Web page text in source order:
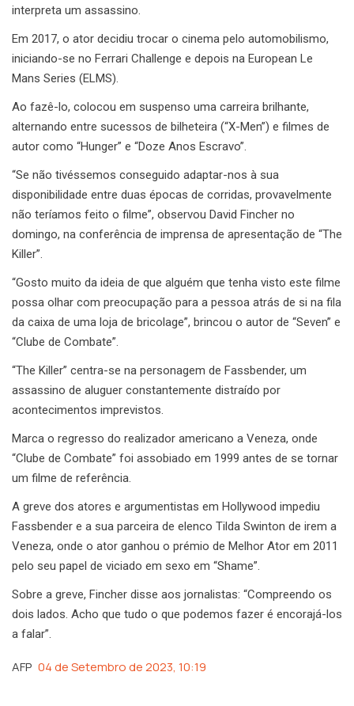
interpreta um assassino.
Em 2017, o ator decidiu trocar o cinema pelo automobilismo,
iniciando-se no Ferrari Challenge e depois na European Le
Mans Series (ELMS).
Ao fazê-lo, colocou em suspenso uma carreira brilhante,
alternando entre sucessos de bilheteira (“X-Men”) e filmes de
autor como “Hunger” e “Doze Anos Escravo”.
“Se não tivéssemos conseguido adaptar-nos à sua
disponibilidade entre duas épocas de corridas, provavelmente
não teríamos feito o filme”, observou David Fincher no
domingo, na conferência de imprensa de apresentação de “The
Killer”.
“Gosto muito da ideia de que alguém que tenha visto este filme
possa olhar com preocupação para a pessoa atrás de si na fila
da caixa de uma loja de bricolage”, brincou o autor de “Seven” e
“Clube de Combate”.
“The Killer” centra-se na personagem de Fassbender, um
assassino de aluguer constantemente distraído por
acontecimentos imprevistos.
Marca o regresso do realizador americano a Veneza, onde
“Clube de Combate” foi assobiado em 1999 antes de se tornar
um filme de referência.
A greve dos atores e argumentistas em Hollywood impediu
Fassbender e a sua parceira de elenco Tilda Swinton de irem a
Veneza, onde o ator ganhou o prémio de Melhor Ator em 2011
pelo seu papel de viciado em sexo em “Shame”.
Sobre a greve, Fincher disse aos jornalistas: “Compreendo os
dois lados. Acho que tudo o que podemos fazer é encorajá-los
a falar”.
AFP 04 de Setembro de 2023, 10:19